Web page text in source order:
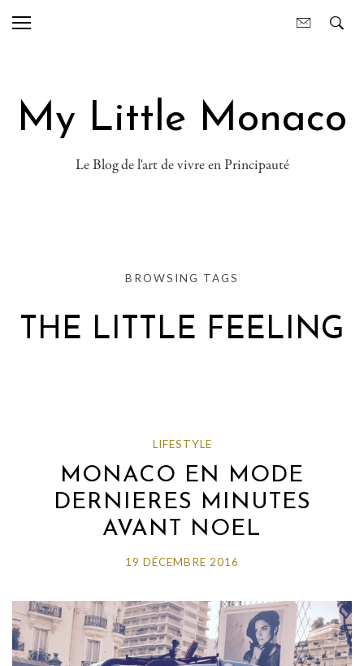
My Little Monaco
Le Blog de l'art de vivre en Principauté
BROWSING TAGS
THE LITTLE FEELING
LIFESTYLE
MONACO EN MODE
DERNIERES MINUTES
AVANT NOEL
19 DÉCEMBRE 2016